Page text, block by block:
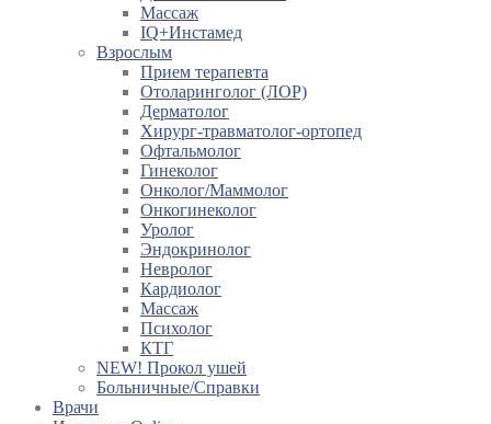
Массаж
IQ+Инстамед
Взрослым
Прием терапевта
Отоларинголог (ЛОР)
Дерматолог
Хирург-травматолог-ортопед
Офтальмолог
Гинеколог
Онколог/Маммолог
Онкогинеколог
Уролог
Эндокринолог
Невролог
Кардиолог
Массаж
Психолог
КТГ
NEW! Прокол ушей
Больничные/Справки
Врачи